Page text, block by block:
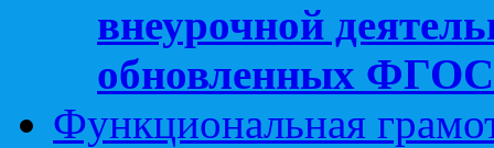
внеурочной
обновленных
Функциональная